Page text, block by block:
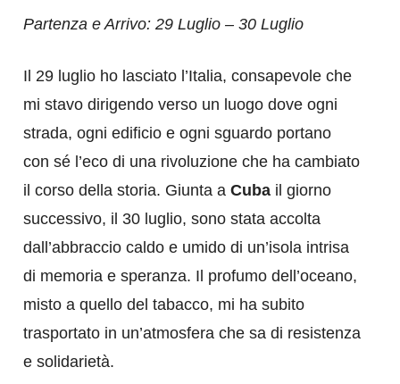
Partenza e Arrivo: 29 Luglio – 30 Luglio
Il 29 luglio ho lasciato l’Italia, consapevole che
mi stavo dirigendo verso un luogo dove ogni
strada, ogni edificio e ogni sguardo portano
con sé l’eco di una rivoluzione che ha cambiato
il corso della storia. Giunta a Cuba il giorno
successivo, il 30 luglio, sono stata accolta
dall’abbraccio caldo e umido di un’isola intrisa
di memoria e speranza. Il profumo dell’oceano,
misto a quello del tabacco, mi ha subito
trasportato in un’atmosfera che sa di resistenza
e solidarietà.